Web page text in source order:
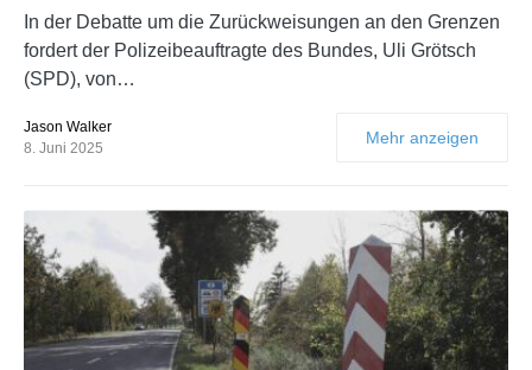
In der Debatte um die Zurückweisungen an den Grenzen
fordert der Polizeibeauftragte des Bundes, Uli Grötsch
(SPD), von…
Jason Walker
8. Juni 2025
Mehr anzeigen